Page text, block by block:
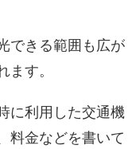
できる範囲も広が
ます。
に利用した交通機
料金などを書いて